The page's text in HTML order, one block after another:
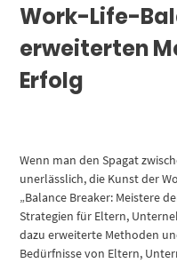
Work-Life-
erweiterten
Erfolg
Wenn man den Spagat
unerlässlich, die Kunst der
„Balance Breaker: Meistere
Strategien für Eltern,
dazu erweiterte Methoden
Bedürfnisse von Eltern,